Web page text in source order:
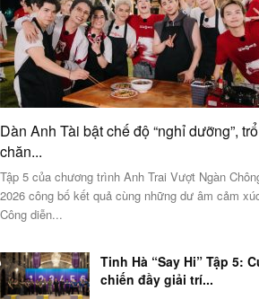
Dàn Anh Tài bật chế độ “nghỉ dưỡng”,
chăn...
Tập 5 của chương trình Anh Trai Vượt Ngàn
2026 công bố kết quả cùng những dư âm cảm
Công diễn...
Tinh Hà “Say Hi” Tập 5:
chiến đầy giải trí...